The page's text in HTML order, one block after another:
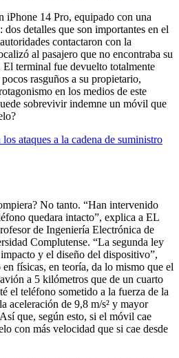
iPhone 14 Pro, equipado con una
detalles que son importantes en el
contactaron con la
al pasajero que no encontraba su
El terminal fue devuelto totalmente
rasguños a su propietario,
en los medios de este
sobrevivir indemne un móvil que
ataques a la cadena de suministro
No tanto. “Han intervenido
quedara intacto”, explica a EL
de Ingeniería Electrónica de
Complutense. “La segunda ley
y el diseño del dispositivo”,
físicas, en teoría, da lo mismo que el
a 5 kilómetros que de un cuarto
el teléfono sometido a la fuerza de la
aceleración de 9,8 m/s² y mayor
que, según esto, si el móvil cae
con más velocidad que si cae desde